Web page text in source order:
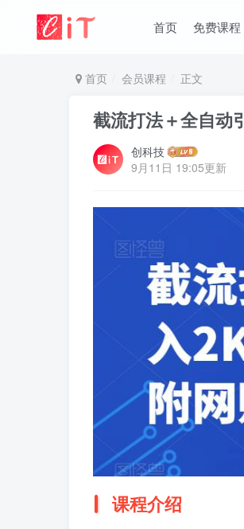
首页 免费课程
首页 会员课程 正文
截流打法＋全自动
创科技
9月11日 19:05更新
课程介绍